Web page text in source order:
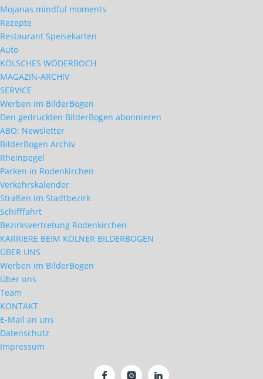
Mojanas mindful moments
Rezepte
Restaurant Speisekarten
Auto
KÖLSCHES WÖDERBOCH
MAGAZIN-ARCHIV
SERVICE
Werben im BilderBogen
Den gedruckten BilderBogen abonnieren
ABO: Newsletter
BilderBogen Archiv
Rheinpegel
Parken in Rodenkirchen
Verkehrskalender
Straßen im Stadtbezirk
Schifffahrt
Bezirksvertretung Rodenkirchen
KARRIERE BEIM KÖLNER BILDERBOGEN
ÜBER UNS
Werben im BilderBogen
Über uns
Team
KONTAKT
E-Mail an uns
Datenschutz
Impressum